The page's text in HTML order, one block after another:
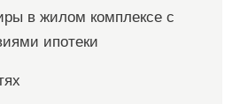
в жилом комплексе с
ипотеки